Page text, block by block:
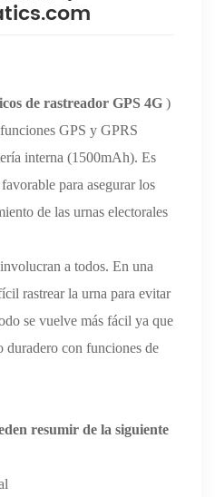
de rastreador GPS 4G )
GPS y GPRS
interna (1500mAh). Es
para asegurar los
de las urnas electorales
a todos. En una
rastrear la urna para evitar
se vuelve más fácil ya que
duradero con funciones de
resumir de la siguiente